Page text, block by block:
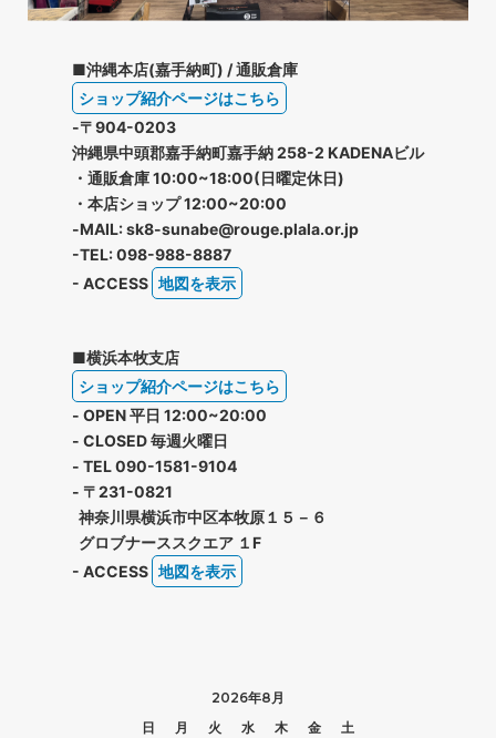
■沖縄本店(嘉手納町) / 通販倉庫
ショップ紹介ページはこちら
-〒904-0203
沖縄県中頭郡嘉手納町嘉手納 258-2 KADENAビル
・通販倉庫 10:00~18:00(日曜定休日)
・本店ショップ 12:00~20:00
-MAIL: sk8-sunabe@rouge.plala.or.jp
-TEL: 098-988-8887
- ACCESS 地図を表示
■横浜本牧支店
ショップ紹介ページはこちら
- OPEN 平日 12:00~20:00
- CLOSED 毎週火曜日
- TEL 090-1581-9104
- 〒231-0821
神奈川県横浜市中区本牧原１５－６
グロブナーススクエア １F
- ACCESS 地図を表示
2026年8月
日
月 火 水 木 金
土